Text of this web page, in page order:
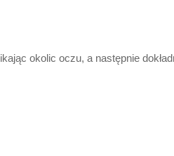
okolic oczu, a następnie